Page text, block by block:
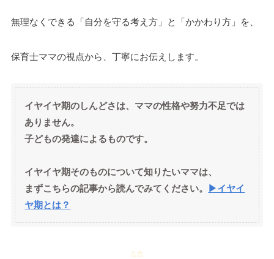
無理なくできる「自分を守る考え方」と「かかわり方」を、
保育士ママの視点から、丁寧にお伝えします。
イヤイヤ期のしんどさは、ママの性格や努力不足では
ありません。
子どもの発達によるものです。
イヤイヤ期そのものについて知りたいママは、
まずこちらの記事から読んでみてください。
▶イヤイ
ヤ期とは？
広告